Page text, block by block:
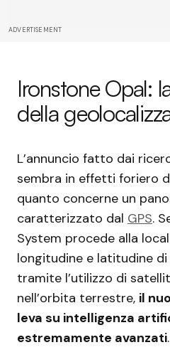
ADVERTISEMENT
Ironstone Opal:
della
L’annuncio fatto dai
sembra in effetti foriero
quanto concerne un
caratterizzato dal GPS.
System procede alla
longitudine e latitudine
tramite l’utilizzo di
nell’orbita terrestre, il
leva su intelligenza
estremamente avanzati.